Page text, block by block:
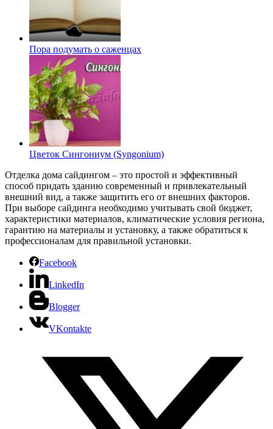
Пора подумать о саженцах
Цветок Сингониум (Syngonium)
Отделка дома сайдингом – это простой и эффективный
способ придать зданию современный и привлекательный
внешний вид, а также защитить его от внешних факторов.
При выборе сайдинга необходимо учитывать свой бюджет,
характеристики материалов, климатические условия региона,
гарантию на материалы и установку, а также обратиться к
профессионалам для правильной установки.
Facebook
LinkedIn
Blogger
VKontakte